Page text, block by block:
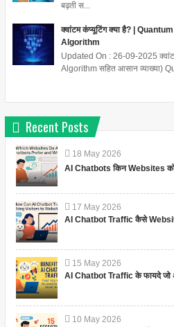
बढ़ती स...
क्वांटम कंप्यूटिंग क्या है? |
Algorithm
Updated On : 26-09-2025
Algorithm सहित आसान व्याख्या)
Recent Posts
18 May 2026
AI Chatbots किन Websites
17 May 2026
AI Chatbot Traffic कैसे
15 May 2026
AI Chatbot Traffic के फायदे जो
10 May 2026